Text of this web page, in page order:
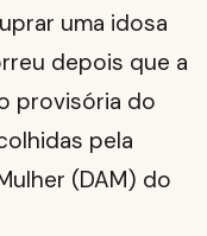
uma idosa
depois que a
provisória do
pela
(DAM) do